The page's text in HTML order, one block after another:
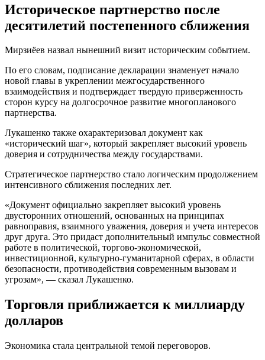
Историческое партнерство после
десятилетий постепенного сближения
Мирзиёев назвал нынешний визит историческим событием.
По его словам, подписание декларации знаменует начало
новой главы в укреплении межгосударственного
взаимодействия и подтверждает твердую приверженность
сторон курсу на долгосрочное развитие многопланового
партнерства.
Лукашенко также охарактеризовал документ как
«исторический шаг», который закрепляет высокий уровень
доверия и сотрудничества между государствами.
Стратегическое партнерство стало логическим продолжением
интенсивного сближения последних лет.
«Документ официально закрепляет высокий уровень
двусторонних отношений, основанных на принципах
равноправия, взаимного уважения, доверия и учета интересов
друг друга. Это придаст дополнительный импульс совместной
работе в политической, торгово-экономической,
инвестиционной, культурно-гуманитарной сферах, в области
безопасности, противодействия современным вызовам и
угрозам», — сказал Лукашенко.
Торговля приближается к миллиарду
долларов
Экономика стала центральной темой переговоров.